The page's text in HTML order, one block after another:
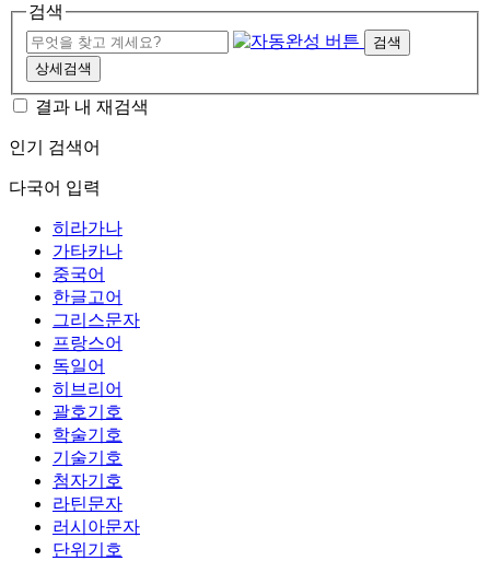
검색
검색
상세검색
결과 내 재검색
인기 검색어
다국어 입력
히라가나
가타카나
중국어
한글고어
그리스문자
프랑스어
독일어
히브리어
괄호기호
학술기호
기술기호
첨자기호
라틴문자
러시아문자
단위기호